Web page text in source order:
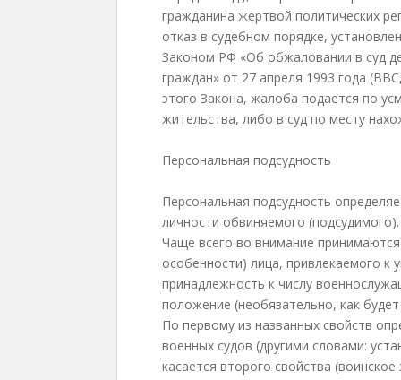
гражданина жертвой политических
отказ в судебном порядке,
Законом РФ «Об обжаловании в суд
граждан» от 27 апреля 1993 года
этого Закона, жалоба подается по
жительства, либо в суд по месту
Персональная подсудность
Персональная подсудность
личности обвиняемого (подсудимого).
Чаще всего во внимание
особенности) лица, привлекаемого к
принадлежность к числу
положение (необязательно, как
По первому из названных свойств
военных судов (другими словами:
касается второго свойства